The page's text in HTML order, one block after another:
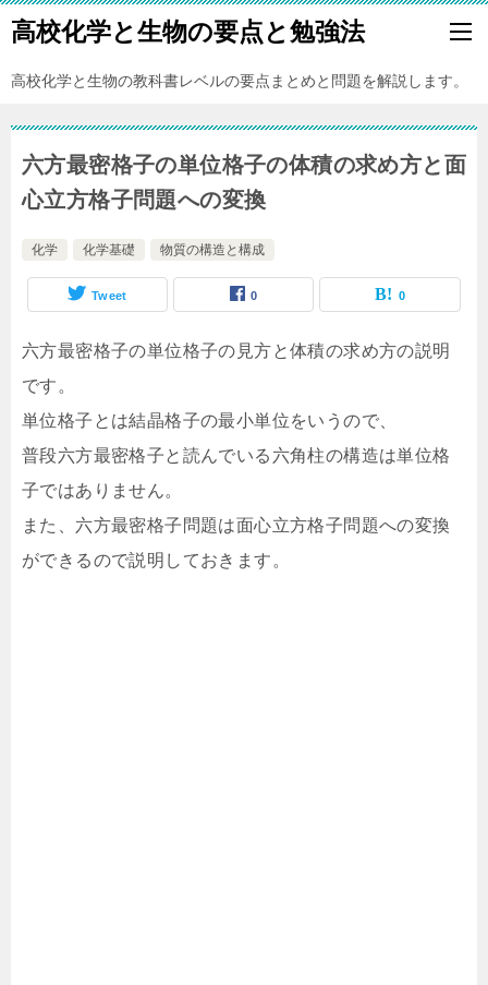
高校化学と生物の要点と勉強法
高校化学と生物の教科書レベルの要点まとめと問題を解説します。
六方最密格子の単位格子の体積の求め方と面
心立方格子問題への変換
化学 化学基礎 物質の構造と構成
Tweet 0 0
六方最密格子の単位格子の見方と体積の求め方の説明
です。
単位格子とは結晶格子の最小単位をいうので、
普段六方最密格子と読んでいる六角柱の構造は単位格
子ではありません。
また、六方最密格子問題は面心立方格子問題への変換
ができるので説明しておきます。